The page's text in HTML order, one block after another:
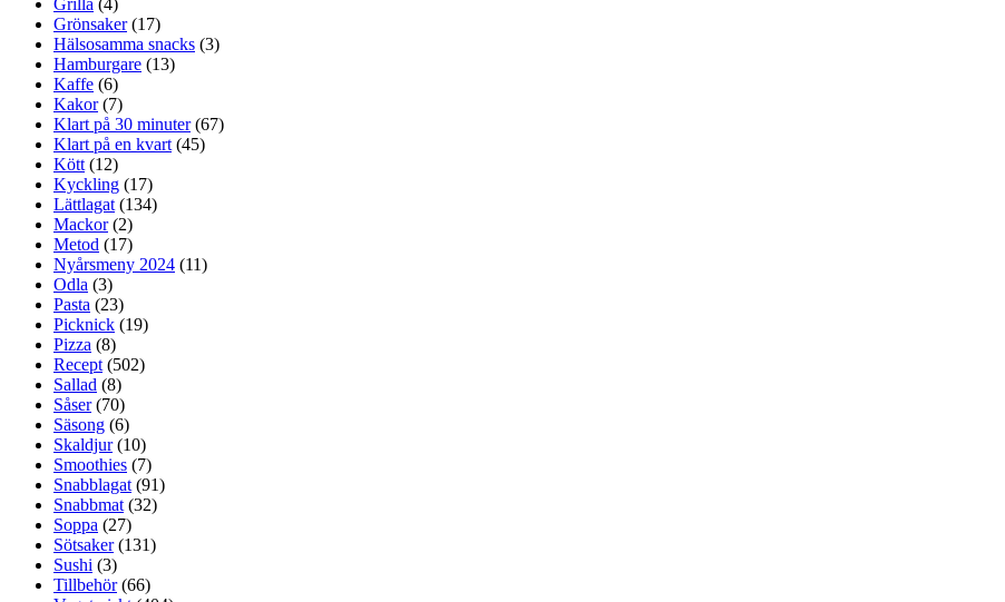
Grönsaker(17)
Hälsosamma snacks (3)
Hamburgare (13)
Kaffe (6)
Kakor(7)
Klart på 30 minuter(67)
Klart på en kvart (45)
Kött (12)
Kyckling (17)
Lättlagat (134)
Mackor(2)
Metod (17)
Nyårsmeny 2024 (11)
Odla (3)
Pasta (23)
Picknick (19)
Pizza (8)
Recept (502)
Sallad (8)
Såser(70)
Säsong (6)
Skaldjur(10)
Smoothies (7)
Snabblagat (91)
Snabbmat (32)
Soppa (27)
Sötsaker(131)
Sushi (3)
Tillbehör(66)